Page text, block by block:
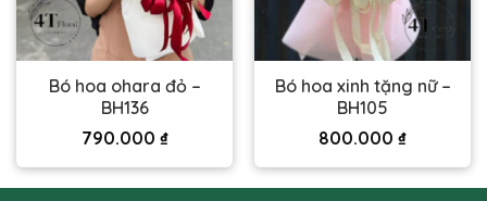
Bó hoa ohara đỏ –
BH136
790.000 ₫
Bó hoa xinh tặng nữ –
BH105
800.000 ₫